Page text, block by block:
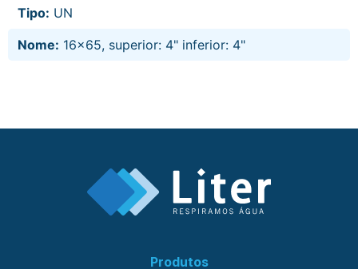
Tipo: UN
Nome: 16x65, superior: 4" inferior: 4"
Produtos